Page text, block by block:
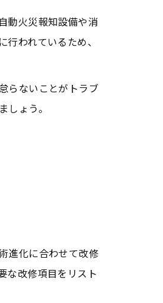
動火災報知設備や消
われているため、
らないことがトラブ
ょう。
進化に合わせて改修
な改修項目をリスト